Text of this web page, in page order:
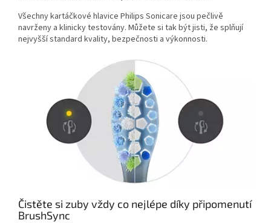
Všechny kartáčkové hlavice Philips Sonicare jsou pečlivě
navrženy a klinicky testovány. Můžete si tak být jisti, že splňují
nejvyšší standard kvality, bezpečnosti a výkonnosti.
Čistěte si zuby vždy co nejlépe díky připomenutí
BrushSync